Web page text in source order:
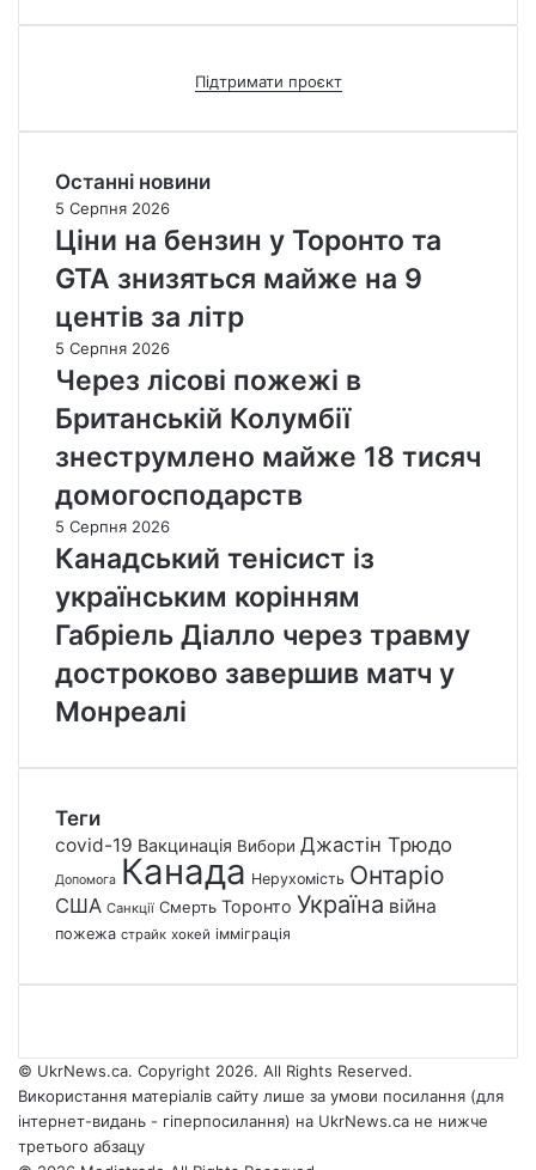
Підтримати проєкт
Останні новини
5 Серпня 2026
Ціни на бензин у Торонто та
GTA знизяться майже на 9
центів за літр
5 Серпня 2026
Через лісові пожежі в
Британській Колумбії
знеструмлено майже 18 тисяч
домогосподарств
5 Серпня 2026
Канадський тенісист із
українським корінням
Габріель Діалло через травму
достроково завершив матч у
Монреалі
Теги
covid-19 Вакцинація Вибори Джастін Трюдо
Допомога Канада Нерухомість Онтаріо
США Санкції Смерть Торонто Україна війна
пожежа страйк хокей імміграція
© UkrNews.ca. Copyright 2026. All Rights Reserved.
Використання матеріалів сайту лише за умови посилання (для
інтернет-видань - гіперпосилання) на UkrNews.ca не нижче
третього абзацу